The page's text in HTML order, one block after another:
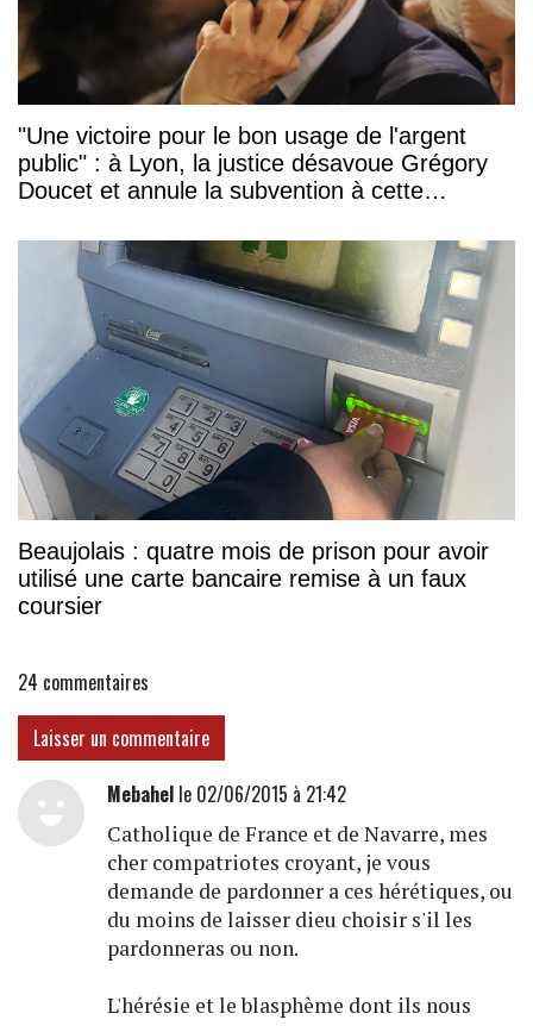
"Une victoire pour le bon usage de l'argent
public" : à Lyon, la justice désavoue Grégory
Doucet et annule la subvention à cette
Beaujolais : quatre mois de prison pour avoir
utilisé une carte bancaire remise à un faux
coursier
24 commentaires
Laisser un commentaire
Mebahelle 02/06/2015 à 21:42
Catholique de France et de Navarre, mes
cher compatriotes croyant, je vous
demande de pardonner a ces hérétiques, ou
du moins de laisser dieu choisir s'il les
pardonneras ou non.
L'hérésie et le blasphème dont ils nous